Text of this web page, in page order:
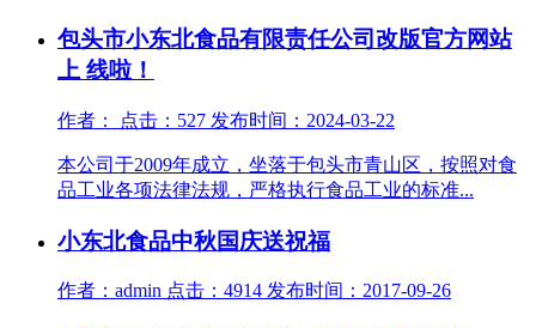
包头市小东北食品有限责任公司改版官方网站
上 线啦！
作者： 点击：527 发布时间：2024-03-22
本公司于2009年成立，坐落于包头市青山区，按照对食
品工业各项法律法规，严格执行食品工业的标准...
小东北食品中秋国庆送祝福
作者：admin 点击：4914 发布时间：2017-09-26